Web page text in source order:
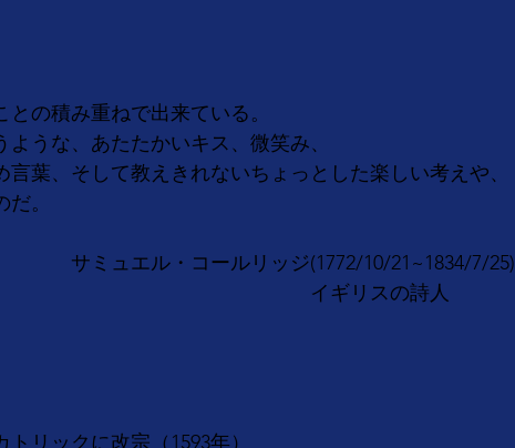
の積み重ねで出来ている。
うな、あたたかいキス、微笑み、
葉、そして教えきれないちょっとした楽しい考えや、
。
ルリッジ(1772/10/21~1834/7/25)
スの詩人
リックに改宗（1593年）